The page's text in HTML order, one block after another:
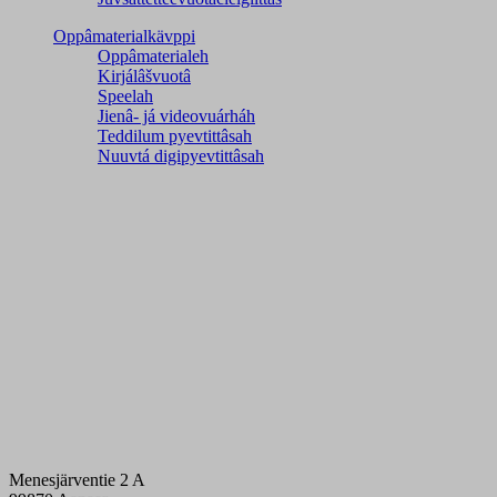
Oppâmaterialkävppi
Oppâmaterialeh
Kirjálâšvuotâ
Speelah
Jienâ- já videovuárháh
Teddilum pyevtittâsah
Nuuvtá digipyevtittâsah
Menesjärventie 2 A